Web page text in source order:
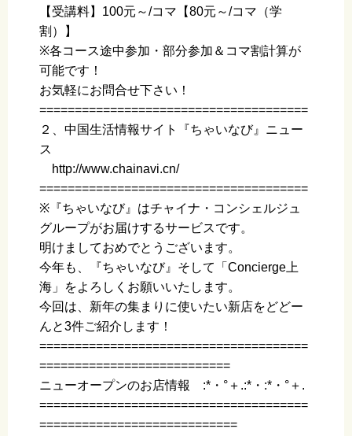
【受講料】100元～/コマ【80元～/コマ（学
割）】
※各コース途中参加・部分参加＆コマ割計算が
可能です！
お気軽にお問合せ下さい！
======================================
２、中国生活情報サイト『ちゃいなび』ニュー
ス
http://www.chainavi.cn/
======================================
※『ちゃいなび』はチャイナ・コンシェルジュ
グループがお届けするサービスです。
明けましておめでとうございます。
今年も、『ちゃいなび』そして「Concierge上
海」をよろしくお願いいたします。
今回は、新年の集まりに使いたい新店をどどー
んと3件ご紹介します！
======================================
===========================
ニューオープンのお店情報 :*・°＋.:*・:*・°＋.
======================================
============================